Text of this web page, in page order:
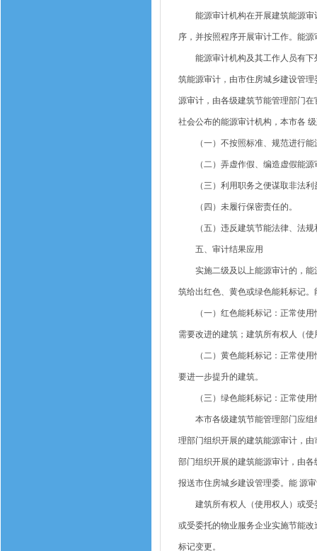
能源审计机构在开展建筑能源审计
序，并按照程序开展审计工作。能
能源审计机构及其工作人员有下
筑能源审计，由市住房城乡建设管
源审计，由各级建筑节能管理部门
社会公布的能源审计机构，本市各
（一）不按照标准、规范进行能
（二）弄虚作假、编造虚假能源
（三）利用职务之便谋取非法利
（四）未履行保密责任的。
（五）违反建筑节能法律、法规
五、审计结果应用
实施二级及以上能源审计的，能
筑给出红色、黄色或绿色能耗标记
（一）红色能耗标记：正常使用
需要改进的建筑；建筑所有权人（
（二）黄色能耗标记：正常使用
要进一步提升的建筑。
（三）绿色能耗标记：正常使用
本市各级建筑节能管理部门应组
理部门组织开展的建筑能源审计，
部门组织开展的建筑能源审计，由
报送市住房城乡建设管理委。能 源
建筑所有权人（使用权人）或受
或受委托的物业服务企业实施节能
标记变更。